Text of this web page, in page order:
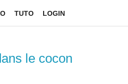
TUTO LOGIN
le cocon